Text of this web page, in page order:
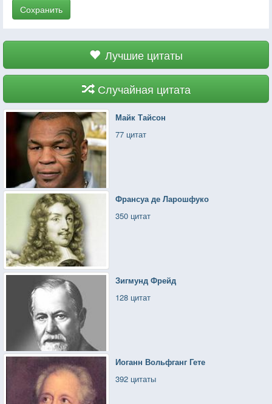
Сохранить
Лучшие цитаты
Случайная цитата
Майк Тайсон
77 цитат
Франсуа де Ларошфуко
350 цитат
Зигмунд Фрейд
128 цитат
Иоганн Вольфганг Гете
392 цитаты